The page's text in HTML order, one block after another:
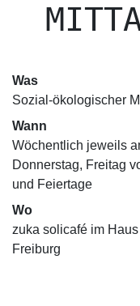
Was
Sozial-ökologischer
Wann
Wöchentlich jeweils
Donnerstag, Freitag
und Feiertage
Wo
zuka solicafé im
Freiburg